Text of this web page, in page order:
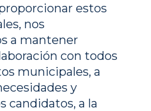
estos
nos
a mantener
con todos
municipales, a
y
candidatos, a la